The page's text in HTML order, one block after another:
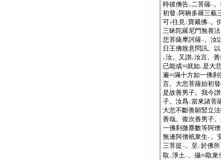
時彼佛告二二菩薩一
初發 二 阿耨多羅三藐
可下往見二寶藏佛一。
三昧陀羅尼門無畏
悲菩薩摩訶薩一。汝
日王佛致意問訊。以
レ汝。又讃レ汝言。
已能成
就如 レ是大
遍
滿十方如一佛
言。大悲菩薩始初
是故善男子。我今讃
子。汝爲二當來諸菩
大悲不斷善願竪立
善哉。復次善男子
一佛刹微塵數等阿
無邊阿僧祇衆生一。
三菩提一。至 二於佛所
取 二淨土一。攝
取衆